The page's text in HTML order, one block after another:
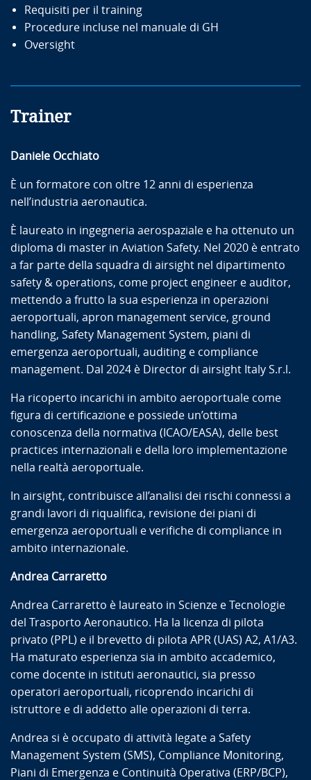
Requisiti per il training
Procedure incluse nel manuale di GH
Oversight
Trainer
Daniele Occhiato
È un formatore con oltre 12 anni di esperienza
nell’industria aeronautica.
È laureato in ingegneria aerospaziale e ha ottenuto un
diploma di master in Aviation Safety. Nel 2020 è entrato
a far parte della squadra di airsight nel dipartimento
safety & operations, come project engineer e auditor,
mettendo a frutto la sua esperienza in operazioni
aeroportuali, apron management service, ground
handling, Safety Management System, piani di
emergenza aeroportuali, auditing e compliance
management. Dal 2024 è Director di airsight Italy S.r.l.
Ha ricoperto incarichi in ambito aeroportuale come
figura di certificazione e possiede un’ottima
conoscenza della normativa (ICAO/EASA), delle best
practices internazionali e della loro implementazione
nella realtà aeroportuale.
In airsight, contribuisce all’analisi dei rischi connessi a
grandi lavori di riqualifica, revisione dei piani di
emergenza aeroportuali e verifiche di compliance in
ambito internazionale.
Andrea Carraretto
Andrea Carraretto è laureato in Scienze e Tecnologie
del Trasporto Aeronautico. Ha la licenza di pilota
privato (PPL) e il brevetto di pilota APR (UAS) A2, A1/A3.
Ha maturato esperienza sia in ambito accademico,
come docente in istituti aeronautici, sia presso
operatori aeroportuali, ricoprendo incarichi di
istruttore e di addetto alle operazioni di terra.
Andrea si è occupato di attività legate a Safety
Management System (SMS), Compliance Monitoring,
Piani di Emergenza e Continuità Operativa (ERP/BCP),